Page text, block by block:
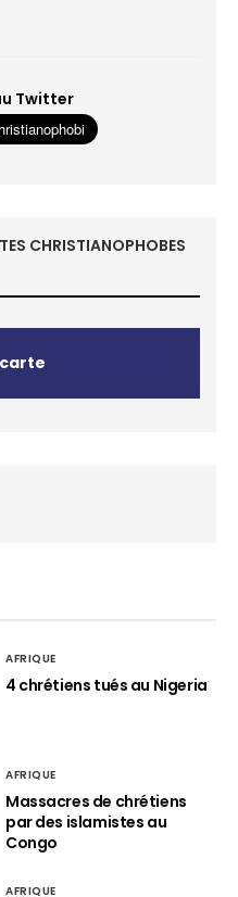
Twitter
CHRISTIANOPHOBES
AFRIQUE
4 chrétiens tués au Nigeria
AFRIQUE
Massacres de chrétiens
par des islamistes au
Congo
AFRIQUE